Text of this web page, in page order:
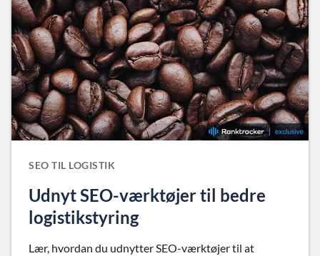
SEO TIL LOGISTIK
Udnyt SEO-værktøjer til bedre
logistikstyring
Lær, hvordan du udnytter SEO-værktøjer til at